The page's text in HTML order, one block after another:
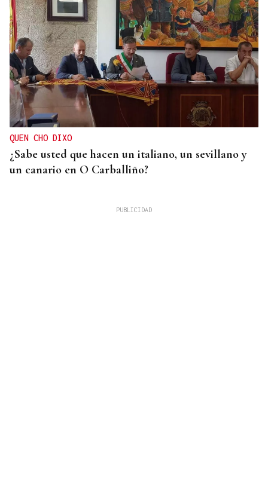
QUEN CHO DIXO
¿Sabe usted que hacen un italiano, un sevillano y
un canario en O Carballiño?